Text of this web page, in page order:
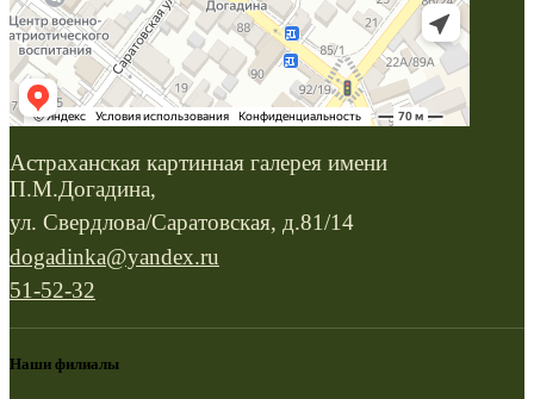
Астраханская картинная галерея имени
П.М.Догадина,
ул. Свердлова/Саратовская, д.81/14
dogadinka@yandex.ru
51-52-32
Наши филиалы